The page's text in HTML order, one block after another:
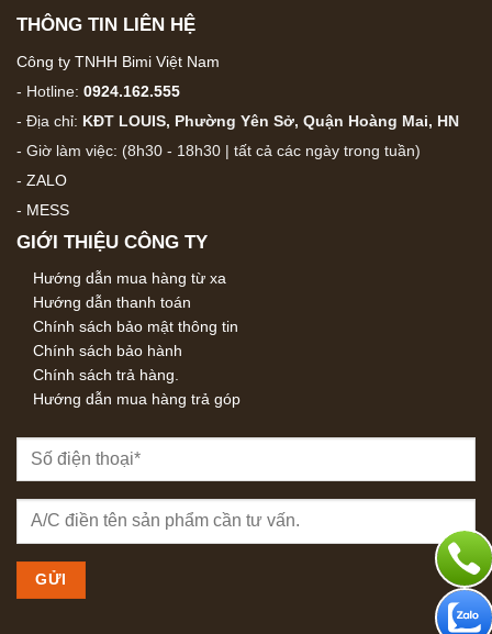
THÔNG TIN LIÊN HỆ
Công ty TNHH Bimi Việt Nam
- Hotline: 0924.162.555
- Địa chỉ: KĐT LOUIS, Phường Yên Sở, Quận Hoàng Mai, HN
- Giờ làm việc: (8h30 - 18h30 | tất cả các ngày trong tuần)
- ZALO
- MESS
GIỚI THIỆU CÔNG TY
Hướng dẫn mua hàng từ xa
Hướng dẫn thanh toán
Chính sách bảo mật thông tin
Chính sách bảo hành
Chính sách trả hàng.
Hướng dẫn mua hàng trả góp